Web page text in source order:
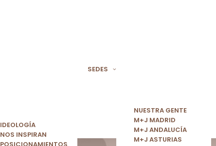
IDEOLOGÍA
NOS INSPIRAN
SEDES
NUESTRA GENTE
M+J MADRID
M+J ANDALUCÍA
M+J ASTURIAS